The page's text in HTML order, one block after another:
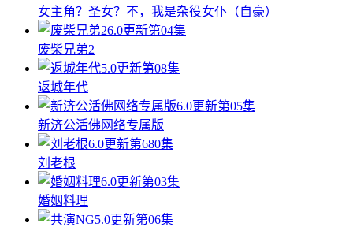
女主角？圣女？不，我是杂役女仆（自豪）
6.0更新第04集
废柴兄弟2
5.0更新第08集
返城年代
6.0更新第05集
新济公活佛网络专属版
6.0更新第680集
刘老根
6.0更新第03集
婚姻料理
5.0更新第06集